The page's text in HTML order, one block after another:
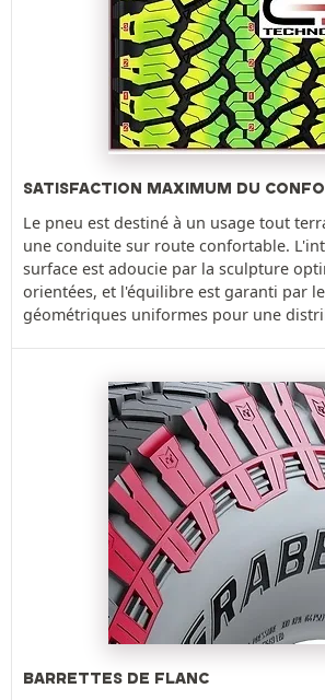
SATISFACTION MAXIMUM DU
Le pneu est destiné à un usage tout
une conduite sur route confortable.
surface est adoucie par la sculpture
orientées, et l'équilibre est garanti par
géométriques uniformes pour une
BARRETTES DE FLANC